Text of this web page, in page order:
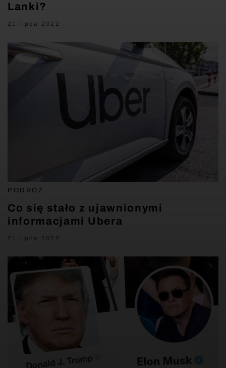
Lanki?
21 lipca 2022
PODRÓŻ
Co się stało z ujawnionymi
informacjami Ubera
21 lipca 2022